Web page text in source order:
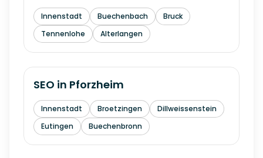
Innenstadt Buechenbach
Bruck
Tennenlohe
Alterlangen
SEO in Pforzheim
Innenstadt Broetzingen
Dillweissenstein
Eutingen
Buechenbronn